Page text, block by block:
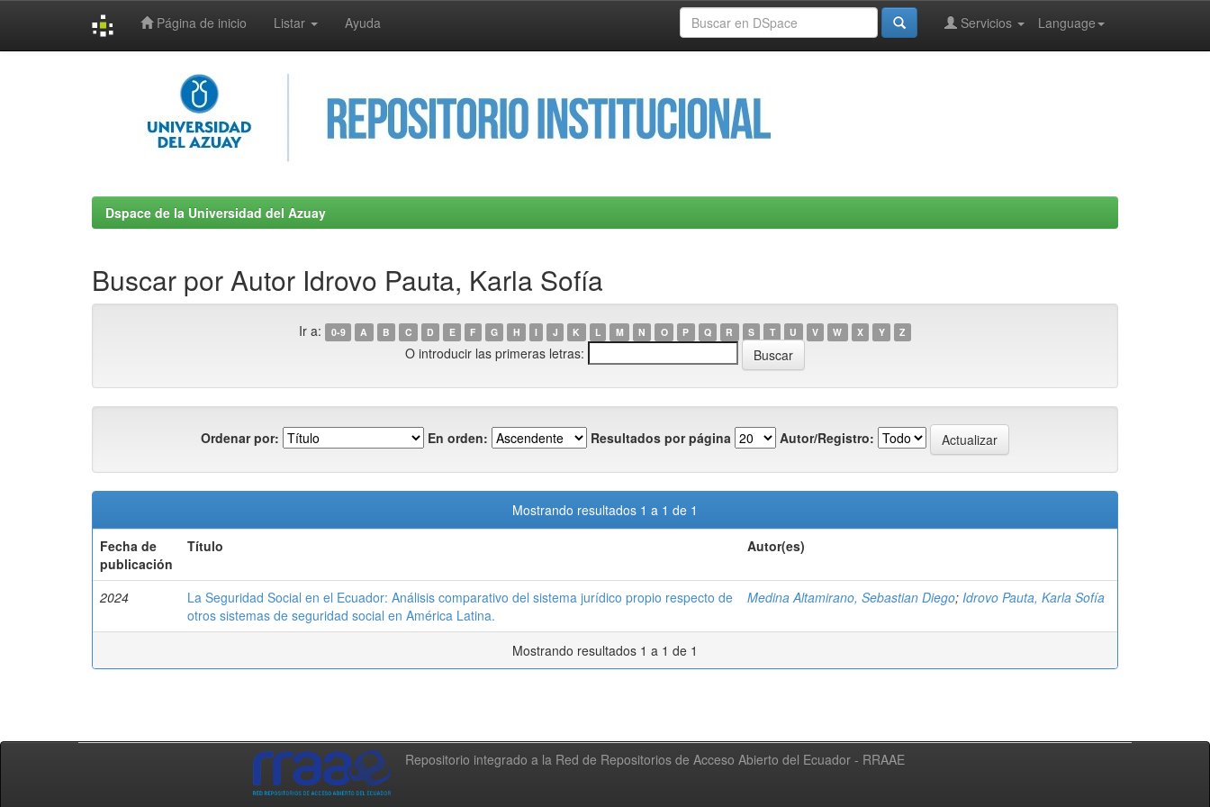
Página de inicio Listar Ayuda Language
Servicios
Dspace de la Universidad del Azuay
Buscar por Autor Idrovo Pauta, Karla Sofía
Ir a: 0-9 A B C D E F G H I J K L M N O P Q R S T U V W X Y Z
O introducir las primeras letras:
Ordenar por: En orden: Resultados por página Autor/Registro:
Mostrando resultados 1 a 1 de 1
Fecha de
publicación
Título Autor(es)
2024
La Seguridad Social en el Ecuador: Análisis comparativo del sistema jurídico propio respecto de
otros sistemas de seguridad social en América Latina.
Medina Altamirano, Sebastian Diego; Idrovo Pauta, Karla Sofía
Mostrando resultados 1 a 1 de 1
Repositorio integrado a la Red de Repositorios de Acceso Abierto del Ecuador - RRAAE